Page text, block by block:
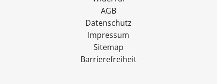
AGB
Datenschutz
Impressum
Sitemap
Barrierefreiheit